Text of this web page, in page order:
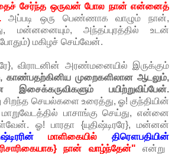
சேர்ந்த ஒருவன் போல நான் என்னைத்
அப்படி ஒரு பெண்ணாக வாழும் நான்,
மன்னனையும், அந்தப்புரத்தில் உடன்
மகிழச் செய்வேன்.
விராடனின் அரண்மனையில் இருக்கும்
காண்பதற்கினிய முறைகளிலான ஆடலும்,
பயிற்றுவிப்பேன்.
சிறந்த செயல்களை உரைத்து, ஓ! குந்தியின்
மாறுவேடத்தில் பாசாங்கு செய்து, என்னை
ஓ! பாரதா {யுதிஷ்டிரரே}, மன்னன்
மாளிகையில்திரௌபதியின்
நான் வாழ்ந்தேன்" என்று